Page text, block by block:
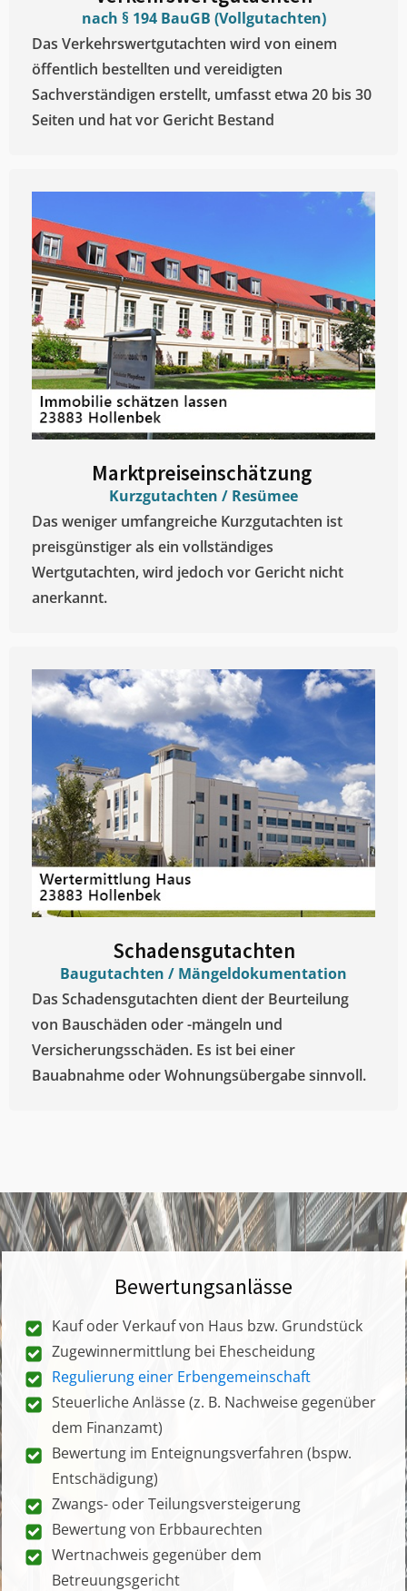
nach § 194 BauGB (Vollgutachten)
Das Verkehrswertgutachten wird von einem
öffentlich bestellten und vereidigten
Sachverständigen erstellt, umfasst etwa 20 bis 30
Seiten und hat vor Gericht Bestand
Marktpreiseinschätzung ​
Kurzgutachten / Resümee
Das weniger umfangreiche Kurzgutachten ist
preisgünstiger als ein vollständiges
Wertgutachten, wird jedoch vor Gericht nicht
anerkannt.
Schadensgutachten
Baugutachten / Mängeldokumentation
Das Schadensgutachten dient der Beurteilung
von Bauschäden oder -mängeln und
Versicherungsschäden. Es ist bei einer
Bauabnahme oder Wohnungsübergabe sinnvoll.
Bewertungsanlässe
Kauf oder Verkauf von Haus bzw. Grundstück
Zugewinnermittlung bei Ehescheidung
Regulierung einer Erbengemeinschaft
Steuerliche Anlässe (z. B. Nachweise gegenüber
dem Finanzamt)
Bewertung im Enteignungsverfahren (bspw.
Entschädigung)
Zwangs- oder Teilungsversteigerung
Bewertung von Erbbaurechten
Wertnachweis gegenüber dem
Betreuungsgericht